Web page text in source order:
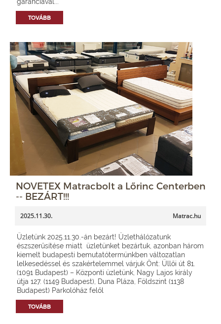
TOVÁBB
NOVETEX Matracbolt a Lőrinc Centerben
-- BEZÁRT!!!
2025.11.30. Matrac.hu
Üzletünk 2025.11.30.-án bezárt! Üzlethálózatunk
észszerűsítése miatt üzletünket bezártuk, azonban három
kiemelt budapesti bemutatótermünkben változatlan
lelkesedéssel és szakértelemmel várjuk Önt: Üllői út 81.
(1091 Budapest) – Központi üzletünk, Nagy Lajos király
útja 127. (1149 Budapest), Duna Pláza, Földszint (1138
Budapest) Parkolóház felől
TOVÁBB